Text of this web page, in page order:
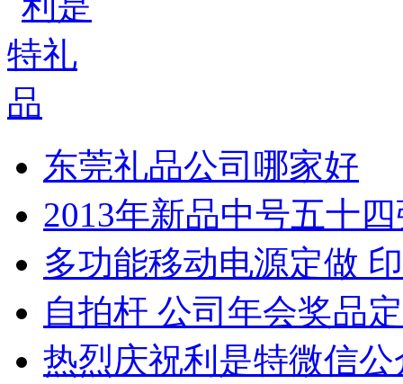
东莞礼品公司哪家好
2013年新品中号五十
多功能移动电源定做
自拍杆 公司年会奖品
热烈庆祝利是特微信